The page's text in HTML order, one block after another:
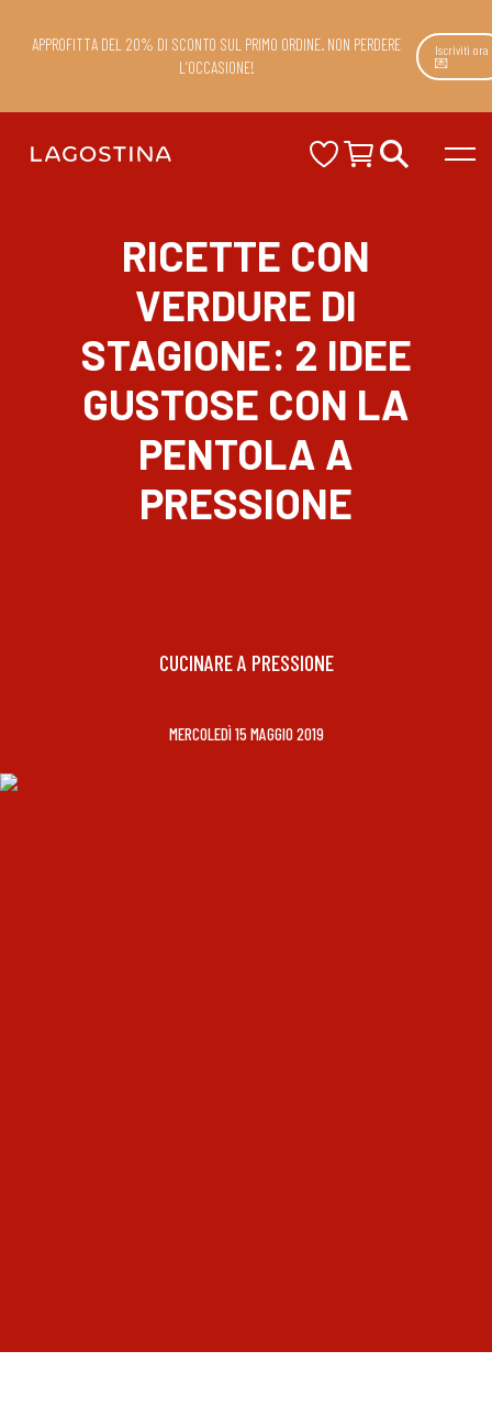
APPROFITTA DEL 20% DI SCONTO SUL PRIMO ORDINE. NON PERDERE
L’OCCASIONE!
Iscriviti ora
💌
RICETTE CON
VERDURE DI
STAGIONE: 2 IDEE
GUSTOSE CON LA
PENTOLA A
PRESSIONE
CUCINARE A PRESSIONE
MERCOLEDÌ 15 MAGGIO 2019